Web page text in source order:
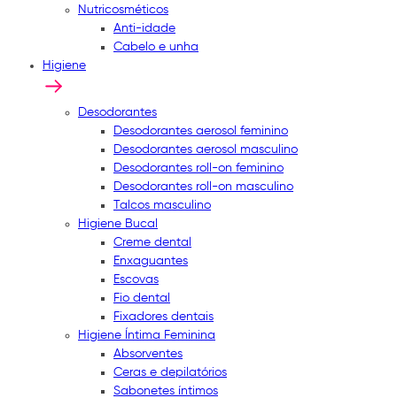
Nutricosméticos
Anti-idade
Cabelo e unha
Higiene
Desodorantes
Desodorantes aerosol feminino
Desodorantes aerosol masculino
Desodorantes roll-on feminino
Desodorantes roll-on masculino
Talcos masculino
Higiene Bucal
Creme dental
Enxaguantes
Escovas
Fio dental
Fixadores dentais
Higiene Íntima Feminina
Absorventes
Ceras e depilatórios
Sabonetes íntimos